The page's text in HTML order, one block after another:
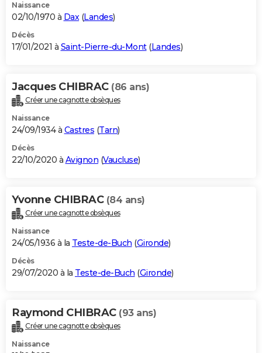
Naissance
02/10/1970 à Dax(Landes)
Décès
17/01/2021 à Saint-Pierre-du-Mont(Landes)
Jacques CHIBRAC (86 ans)
Créer une cagnotte obsèques
Naissance
24/09/1934 à Castres (Tarn)
Décès
22/10/2020 à Avignon (Vaucluse)
Yvonne CHIBRAC (84 ans)
Créer une cagnotte obsèques
Naissance
24/05/1936 à la Teste-de-Buch (Gironde)
Décès
29/07/2020 à la Teste-de-Buch (Gironde)
Raymond CHIBRAC (93 ans)
Créer une cagnotte obsèques
Naissance